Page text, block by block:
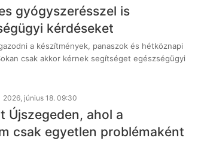
gyógyszerésszel is
kérdéseket
a készítmények, panaszok és hétköznapi
csak akkor kérnek segítséget egészségügyi
2026, június 18. 09:30
Újszegeden, ahol a
csak egyetlen problémaként